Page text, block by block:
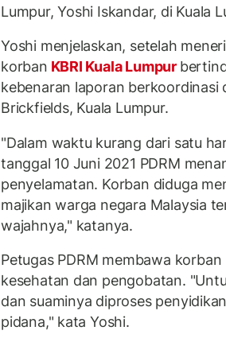
Lumpur, Yoshi Iskandar, di Kuala
Yoshi menjelaskan, setelah
korban KBRI Kuala Lumpur
kebenaran laporan berkoordinasi
Brickfields, Kuala Lumpur.
"Dalam waktu kurang dari satu
tanggal 10 Juni 2021 PDRM
penyelamatan. Korban diduga
majikan warga negara Malaysia
wajahnya," katanya.
Petugas PDRM membawa
kesehatan dan pengobatan.
dan suaminya diproses
pidana," kata Yoshi.